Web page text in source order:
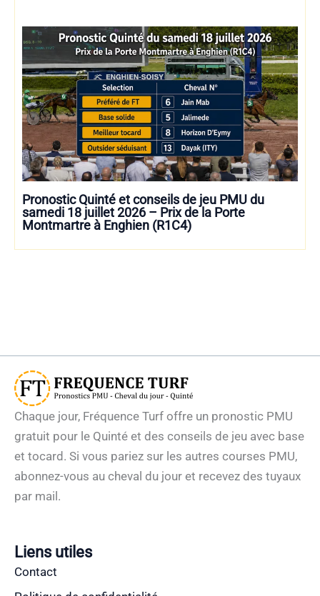
Pronostic Quinté et conseils de jeu PMU du
samedi 18 juillet 2026 – Prix de la Porte
Montmartre à Enghien (R1C4)
Chaque jour, Fréquence Turf offre un pronostic PMU
gratuit pour le Quinté et des conseils de jeu avec base
et tocard. Si vous pariez sur les autres courses PMU,
abonnez-vous au cheval du jour et recevez des tuyaux
par mail.
Liens utiles
Contact